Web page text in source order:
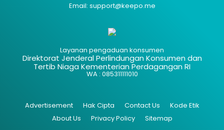
Email: support@keepo.me
Layanan pengaduan konsumen
Direktorat Jenderal Perlindungan Konsumen dan
Tertib Niaga Kementerian Perdagangan RI
WA : 085311111010
Advertisement Hak Cipta Contact Us
Kode Etik
About Us
Privacy Policy Sitemap